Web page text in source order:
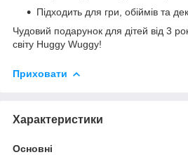
Підходить для гри, обіймів та
Чудовий подарунок для дітей від 3
світу Huggy Wuggy!
Приховати
Характеристики
Основні